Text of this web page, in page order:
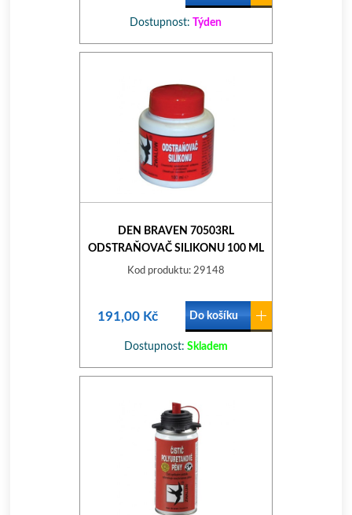
Dostupnost: Týden
DEN BRAVEN 70503RL
ODSTRAŇOVAČ SILIKONU 100 ML
Kod produktu: 29148
191,00 Kč Do košíku
Dostupnost: Skladem